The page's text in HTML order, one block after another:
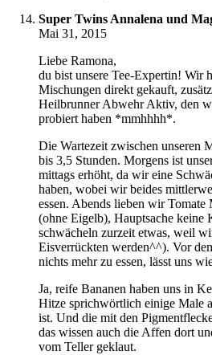
Super Twins Annalena und
Mai 31, 2015
Liebe Ramona,
du bist unsere Tee-Expertin! Wir
Mischungen direkt gekauft,
Heilbrunner Abwehr Aktiv, den
probiert haben *mmhhhh*.
Die Wartezeit zwischen unseren
bis 3,5 Stunden. Morgens ist
mittags erhöht, da wir eine
haben, wobei wir beides
essen. Abends lieben wir Tomate
(ohne Eigelb), Hauptsache keine
schwächeln zurzeit etwas, weil
Eisverrückten werden^^). Vor
nichts mehr zu essen, lässt uns
Ja, reife Bananen haben uns in
Hitze sprichwörtlich einige Male
ist. Und die mit den
das wissen auch die Affen dort
vom Teller geklaut.